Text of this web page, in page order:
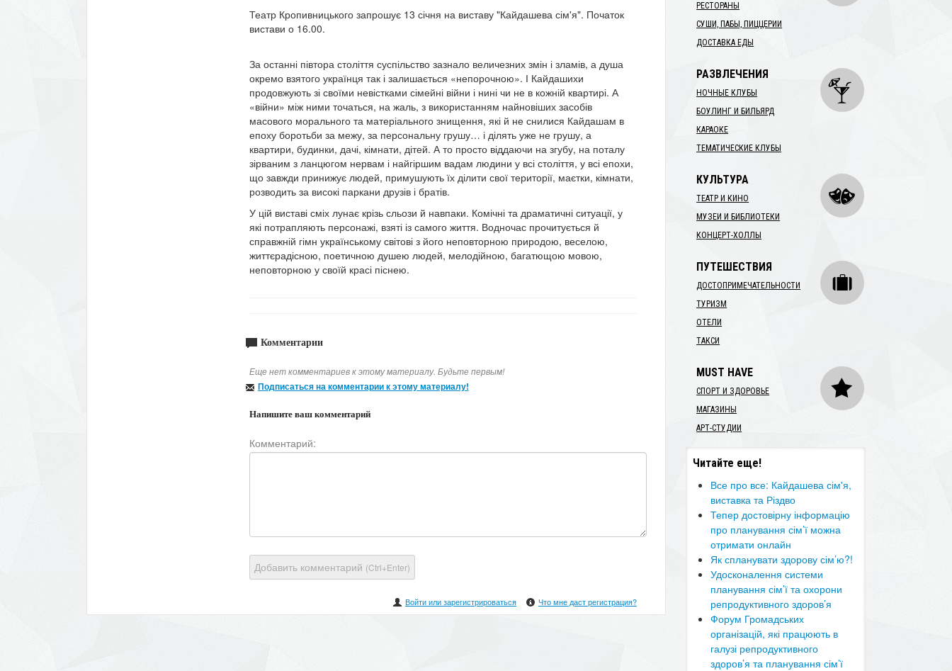
Театр Кропивницького запрошує 13 січня на виставу "Кайдашева сім'я". Початок
вистави о 16.00.
За останні півтора століття суспільство зазнало величезних змін і зламів, а душа
окремо взятого українця так і залишається «непорочною». І Кайдашихи
продовжують зі своїми невістками сімейні війни і нині чи не в кожній квартирі. А
«війни» між ними точаться, на жаль, з використанням найновіших засобів
масового морального та матеріального знищення, які й не снилися Кайдашам в
епоху боротьби за межу, за персональну грушу… і ділять уже не грушу, а
квартири, будинки, дачі, кімнати, дітей. А то просто віддаючи на згубу, на поталу
зірваним з ланцюгом нервам і найгіршим вадам людини у всі століття, у всі епохи,
що завжди принижує людей, примушують їх ділити свої території, маєтки, кімнати,
розводить за високі паркани друзів і братів.
У цій виставі сміх лунає крізь сльози й навпаки. Комічні та драматичні ситуації, у
які потрапляють персонажі, взяті із самого життя. Водночас прочитується й
справжній гімн українському світові з його неповторною природою, веселою,
життєрадісною, поетичною душею людей, мелодійною, багатющою мовою,
неповторною у своїй красі піснею.
Комментарии
Еще нет комментариев к этому материалу. Будьте первым!
Подписаться на комментарии к этому материалу!
Напишите ваш комментарий
Комментарий:
Добавить комментарий (Ctrl+Enter)
Войти или зарегистрироваться Что мне даст регистрация?
РЕСТОРАНЫ
СУШИ, ПАБЫ, ПИЦЦЕРИИ
ДОСТАВКА ЕДЫ
РАЗВЛЕЧЕНИЯ
НОЧНЫЕ КЛУБЫ
БОУЛИНГ И БИЛЬЯРД
КАРАОКЕ
ТЕМАТИЧЕСКИЕ КЛУБЫ
КУЛЬТУРА
ТЕАТР И КИНО
МУЗЕИ И БИБЛИОТЕКИ
КОНЦЕРТ-ХОЛЛЫ
ПУТЕШЕСТВИЯ
ДОСТОПРИМЕЧАТЕЛЬНОСТИ
ТУРИЗМ
ОТЕЛИ
ТАКСИ
MUST HAVE
СПОРТ И ЗДОРОВЬЕ
МАГАЗИНЫ
АРТ-СТУДИИ
Читайте еще!
Все про все: Кайдашева сім'я,
виставка та Різдво
Тепер достовірну інформацію
про планування сім’ї можна
отримати онлайн
​Як спланувати здорову сім’ю?!
Удосконалення системи
планування сім’ї та охорони
репродуктивного здоров’я
Форум Громадських
організацій, які працюють в
галузі репродуктивного
здоров’я та планування сім’ї